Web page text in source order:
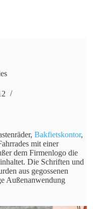
Bakfietskontor,
mit einer
dem Firmenlogo die
Die Schriften und
aus gegossenen
Außenanwendung